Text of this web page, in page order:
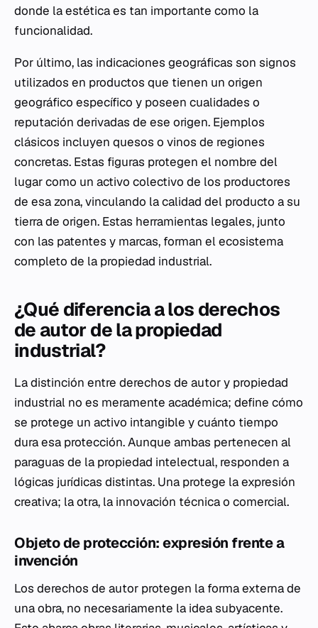
donde la estética es tan importante como la
funcionalidad.
Por último, las indicaciones geográficas son signos
utilizados en productos que tienen un origen
geográfico específico y poseen cualidades o
reputación derivadas de ese origen. Ejemplos
clásicos incluyen quesos o vinos de regiones
concretas. Estas figuras protegen el nombre del
lugar como un activo colectivo de los productores
de esa zona, vinculando la calidad del producto a su
tierra de origen. Estas herramientas legales, junto
con las patentes y marcas, forman el ecosistema
completo de la propiedad industrial.
¿Qué diferencia a los derechos
de autor de la propiedad
industrial?
La distinción entre derechos de autor y propiedad
industrial no es meramente académica; define cómo
se protege un activo intangible y cuánto tiempo
dura esa protección. Aunque ambas pertenecen al
paraguas de la propiedad intelectual, responden a
lógicas jurídicas distintas. Una protege la expresión
creativa; la otra, la innovación técnica o comercial.
Objeto de protección: expresión frente a
invención
Los derechos de autor protegen la forma externa de
una obra, no necesariamente la idea subyacente.